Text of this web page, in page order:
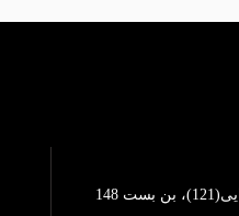
تهرانپارس، خیابان محمد رضایی(121)، بن بست 148